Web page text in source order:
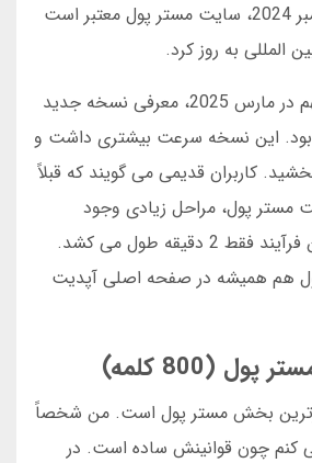
ارتباط باشد. در دسامبر 2024، سایت مستر پول معتبر است
المللی به روز کرد.
یکی از رویدادهای مهم در مارس 2025، معرفی نسخه جدید
بود. این نسخه سرعت بیشتری داشت و
کاربران قدیمی می گویند که قبلاً
مستر پول، مراحل زیادی وجود
داشت. اما امروزه این فرآیند فقط 2 دقیقه طول می کشد.
هم همیشه در صفحه اصلی آپدیت
(800 کلمه)
بخش مستر پول است. من شخصاً
کنم چون قوانینش ساده است. در